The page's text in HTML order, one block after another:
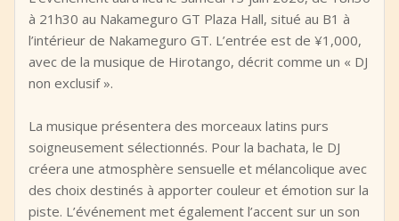
à 21h30 au Nakameguro GT Plaza Hall, situé au B1 à
l’intérieur de Nakameguro GT. L’entrée est de ¥1,000,
avec de la musique de Hirotango, décrit comme un « DJ
non exclusif ».
La musique présentera des morceaux latins purs
soigneusement sélectionnés. Pour la bachata, le DJ
créera une atmosphère sensuelle et mélancolique avec
des choix destinés à apporter couleur et émotion sur la
piste. L’événement met également l’accent sur un son